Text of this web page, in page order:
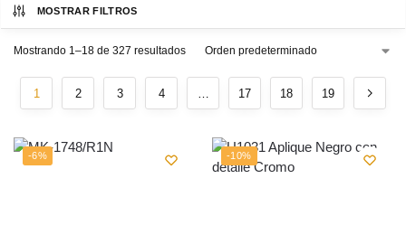
MOSTRAR FILTROS
Mostrando 1–18 de 327 resultados
1 2 3 4 … 17 18 19
-6% -10%